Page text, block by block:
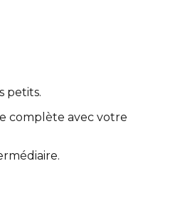
petits.
complète avec votre